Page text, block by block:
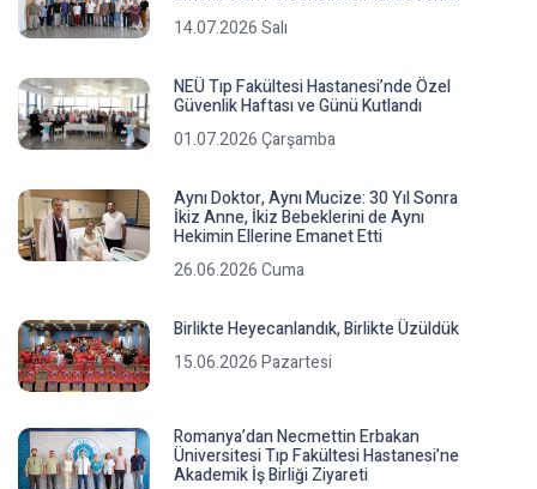
14.07.2026 Salı
NEÜ Tıp Fakültesi Hastanesi’nde Özel
Güvenlik Haftası ve Günü Kutlandı
01.07.2026 Çarşamba
Aynı Doktor, Aynı Mucize: 30 Yıl Sonra
İkiz Anne, İkiz Bebeklerini de Aynı
Hekimin Ellerine Emanet Etti
26.06.2026 Cuma
Birlikte Heyecanlandık, Birlikte Üzüldük
15.06.2026 Pazartesi
Romanya’dan Necmettin Erbakan
Üniversitesi Tıp Fakültesi Hastanesi’ne
Akademik İş Birliği Ziyareti